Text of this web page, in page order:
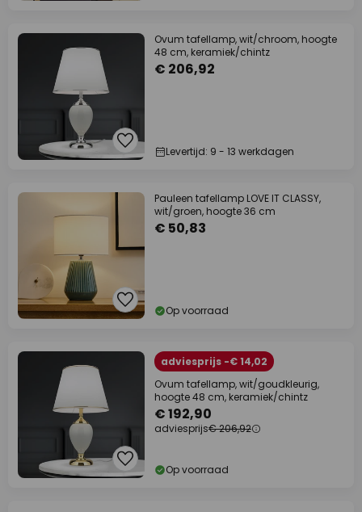
Ovum tafellamp, wit/chroom, hoogte
48 cm, keramiek/chintz
€ 206,92
Levertijd: 9 - 13 werkdagen
Pauleen tafellamp LOVE IT CLASSY,
wit/groen, hoogte 36 cm
€ 50,83
Op voorraad
adviesprijs -€ 14,02
Ovum tafellamp, wit/goudkleurig,
hoogte 48 cm, keramiek/chintz
€ 192,90
adviesprijs€ 206,92
Op voorraad